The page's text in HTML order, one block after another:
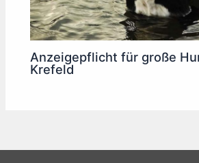
Anzeigepflicht für große
Krefeld